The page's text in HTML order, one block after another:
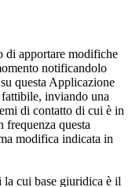
di apportare modifiche
notificandolo
questa Applicazione
inviando una
di contatto di cui è in
frequenza questa
modifica indicata in
cui base giuridica è il